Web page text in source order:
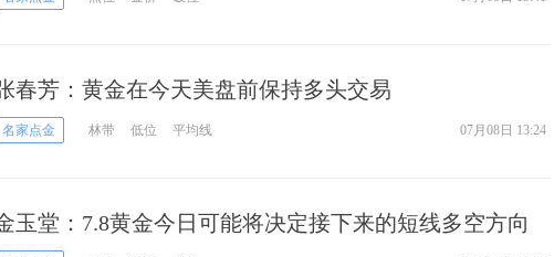
春芳：黄金在今天美盘前保持多头交易
名家点金 林带 低位 平均线 07月08日 13:24
玉堂：7.8黄金今日可能将决定接下来的短线多空方向